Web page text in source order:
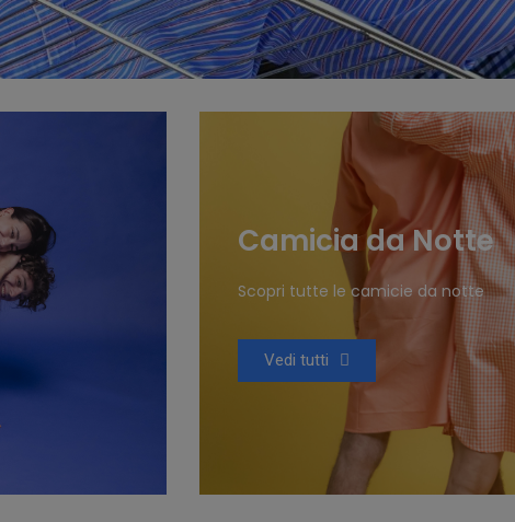
Camicia da Notte
Scopri tutte le camicie da notte
Vedi tutti